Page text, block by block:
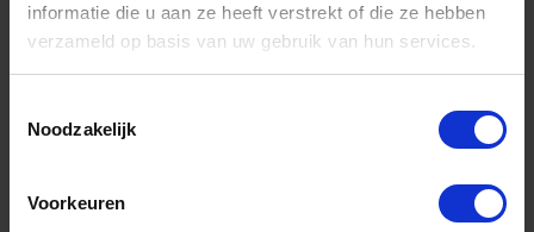
informatie die u aan ze heeft verstrekt of die ze hebben
verzameld op basis van uw gebruik van hun services.
Noodzakelijk
Voorkeuren
gaspatroon